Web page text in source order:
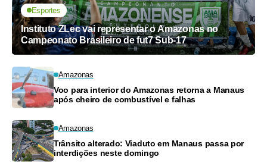
Esportes
Instituto ZLec vai representar o Amazonas no
Campeonato Brasileiro de fut7 Sub-17
Amazonas
Voo para interior do Amazonas retorna a Manaus
após cheiro de combustível e falhas
Amazonas
Trânsito alterado: Viaduto em Manaus passa por
interdições neste domingo